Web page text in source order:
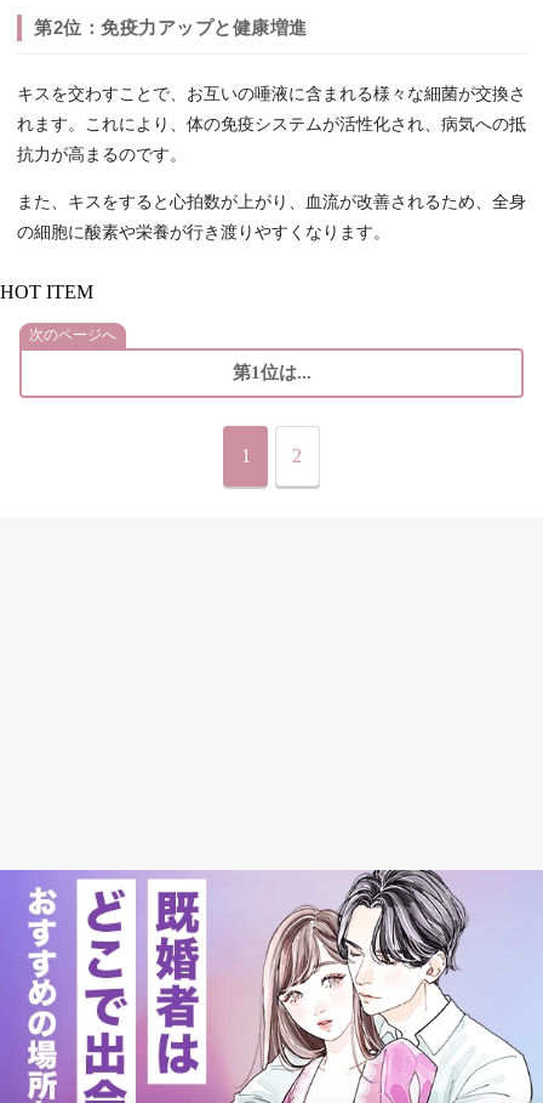
第2位：免疫力アップと健康増進
キスを交わすことで、お互いの唾液に含まれる様々な細菌が交換さ
れます。これにより、体の免疫システムが活性化され、病気への抵
抗力が高まるのです。
また、キスをすると心拍数が上がり、血流が改善されるため、全身
の細胞に酸素や栄養が行き渡りやすくなります。
HOT ITEM
次のページへ
第1位は...
1 2